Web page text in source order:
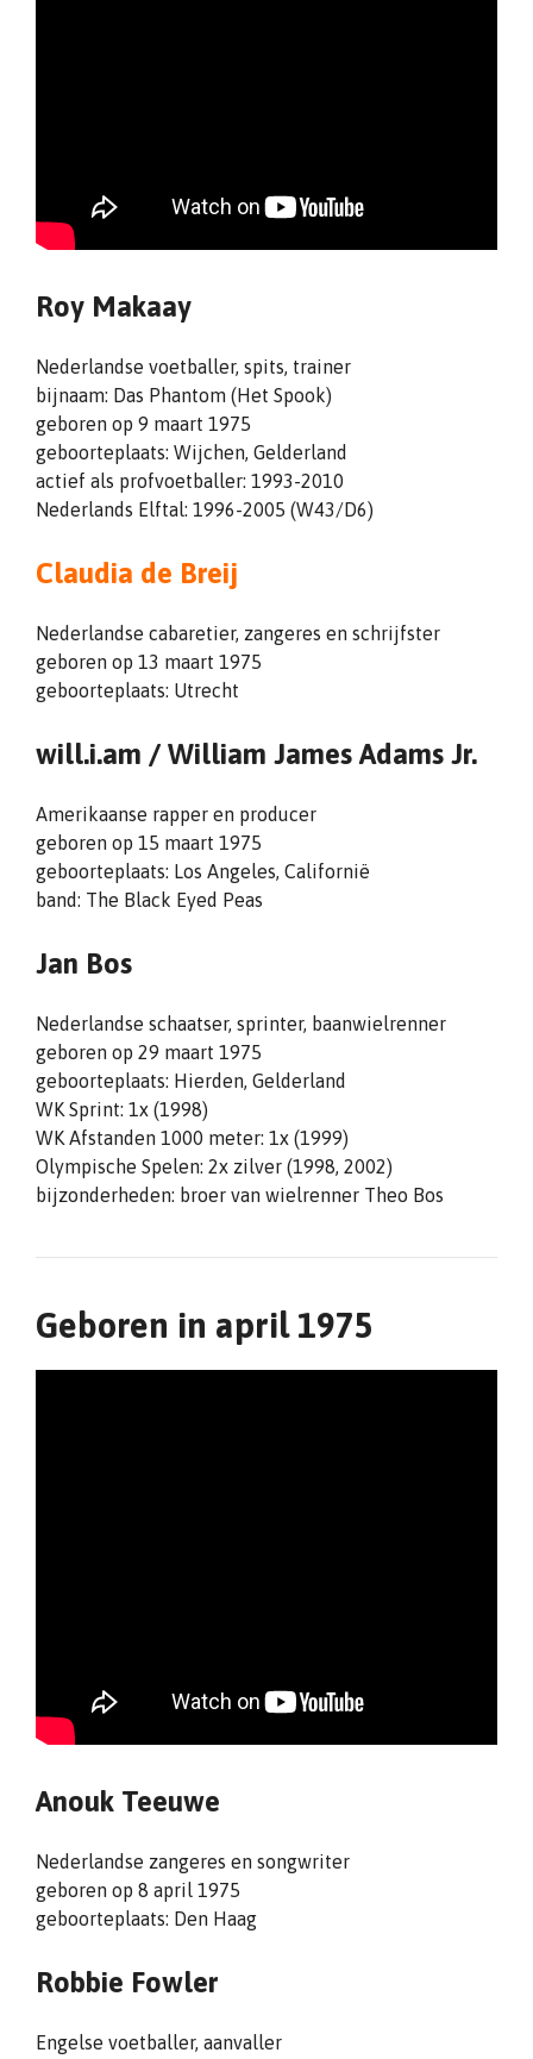
Roy Makaay
Nederlandse voetballer, spits, trainer
bijnaam: Das Phantom (Het Spook)
geboren op 9 maart 1975
geboorteplaats: Wijchen, Gelderland
actief als profvoetballer: 1993-2010
Nederlands Elftal: 1996-2005 (W43/D6)
Claudia de Breij
Nederlandse cabaretier, zangeres en schrijfster
geboren op 13 maart 1975
geboorteplaats: Utrecht
will.i.am / William James Adams Jr.
Amerikaanse rapper en producer
geboren op 15 maart 1975
geboorteplaats: Los Angeles, Californië
band: The Black Eyed Peas
Jan Bos
Nederlandse schaatser, sprinter, baanwielrenner
geboren op 29 maart 1975
geboorteplaats: Hierden, Gelderland
WK Sprint: 1x (1998)
WK Afstanden 1000 meter: 1x (1999)
Olympische Spelen: 2x zilver (1998, 2002)
bijzonderheden: broer van wielrenner Theo Bos
Geboren in april 1975
Anouk Teeuwe
Nederlandse zangeres en songwriter
geboren op 8 april 1975
geboorteplaats: Den Haag
Robbie Fowler
Engelse voetballer, aanvaller